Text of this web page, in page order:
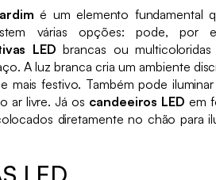
é um elemento fundamental
várias opções: pode, por
LED brancas ou
A luz branca cria um ambiente
mais festivo. Também pode
ar livre. Já os candeeiros LED em
diretamente no chão para
LED